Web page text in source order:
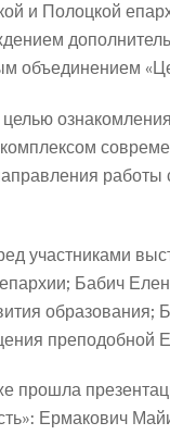
и Полоцкой
объединением
участниками
Бабич
преподобной
прошла
Ермакович